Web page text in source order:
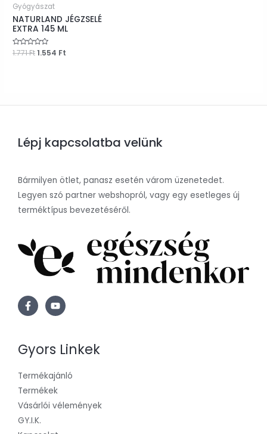
Gyógyászat
NATURLAND JÉGZSELÉ
EXTRA 145 ML
Értékelés:
1.771FtOriginal
1.554 Ft
Lépj kapcsolatba velünk
Bármilyen ötlet, panasz esetén várom üzenetedet.
Legyen szó partner webshopról, vagy egy esetleges új
terméktípus bevezetéséről.
Gyors Linkek
Termékajánló
Termékek
Vásárlói vélemények
GY.I.K.